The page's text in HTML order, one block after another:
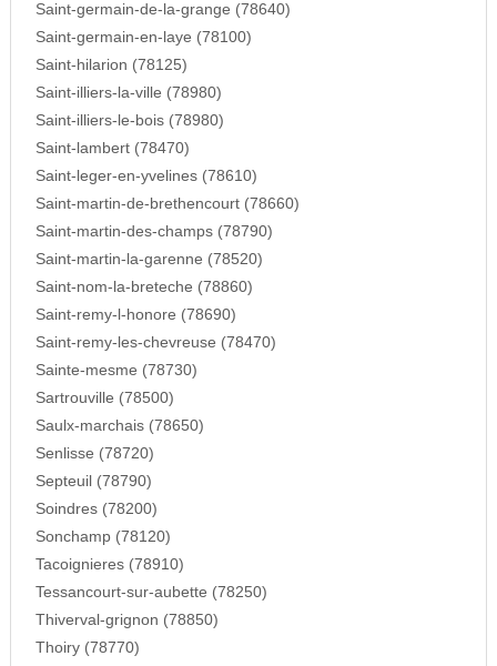
Saint-germain-de-la-grange (78640)
Saint-germain-en-laye (78100)
Saint-hilarion (78125)
Saint-illiers-la-ville (78980)
Saint-illiers-le-bois (78980)
Saint-lambert (78470)
Saint-leger-en-yvelines (78610)
Saint-martin-de-brethencourt (78660)
Saint-martin-des-champs (78790)
Saint-martin-la-garenne (78520)
Saint-nom-la-breteche (78860)
Saint-remy-l-honore (78690)
Saint-remy-les-chevreuse (78470)
Sainte-mesme (78730)
Sartrouville (78500)
Saulx-marchais (78650)
Senlisse (78720)
Septeuil (78790)
Soindres (78200)
Sonchamp (78120)
Tacoignieres (78910)
Tessancourt-sur-aubette (78250)
Thiverval-grignon (78850)
Thoiry (78770)